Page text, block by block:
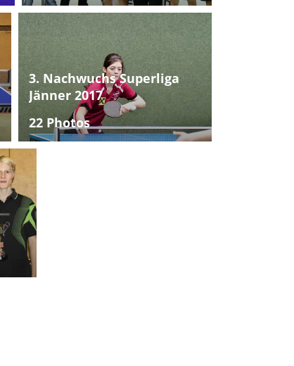
3. Nachwuchs Superliga
Jänner 2017
22 Photos